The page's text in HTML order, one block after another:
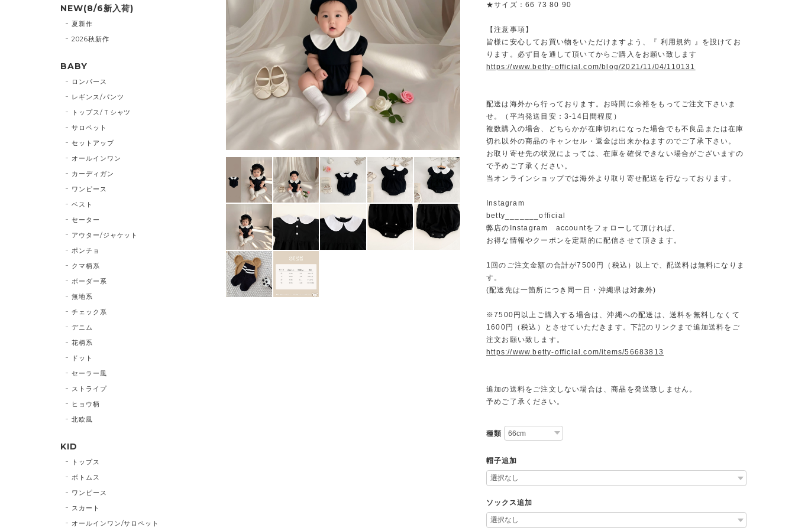
★サイズ：66 73 80 90
【注意事項】
皆様に安心してお買い物をいただけますよう、『 利用規約 』を設けてお
ります。必ず目を通して頂いてからご購入をお願い致します
https://www.betty-official.com/blog/2021/11/04/110131
配送は海外から行っております。お時間に余裕をもってご注文下さいま
せ。（平均発送目安：3-14日間程度）
複数購入の場合、どちらかが在庫切れになった場合でも不良品または在庫
切れ以外の商品のキャンセル・返金は出来かねますのでご了承下さい。
お取り寄せ先の状況によっては、在庫を確保できない場合がございますの
で予めご了承ください。
当オンラインショップでは海外より取り寄せ配送を行なっております。
Instagram
betty_______official
弊店のInstagram accountをフォローして頂ければ、
お得な情報やクーポンを定期的に配信させて頂きます。
1回のご注文金額の合計が7500円（税込）以上で、配送料は無料になりま
す。
(配送先は一箇所につき同一日・沖縄県は対象外)
※7500円以上ご購入する場合は、沖縄への配送は、送料を無料しなくて
1600円（税込）とさせていただきます。下記のリンクまで追加送料をご
注文お願い致します。
https://www.betty-official.com/items/56683813
追加の送料をご注文しない場合は、商品を発送致しません。
予めご了承ください。
種類
帽子追加
ソックス追加
NEW(8/6新入荷)
夏新作
2026秋新作
BABY
ロンパース
レギンス/パンツ
トップス/Ｔシャツ
サロペット
セットアップ
オールインワン
カーディガン
ワンピース
ベスト
セーター
アウター/ジャケット
ポンチョ
クマ柄系
ボーダー系
無地系
チェック系
デニム
花柄系
ドット
セーラー風
ストライプ
ヒョウ柄
北欧風
KID
トップス
ボトムス
ワンピース
スカート
オールインワン/サロペット